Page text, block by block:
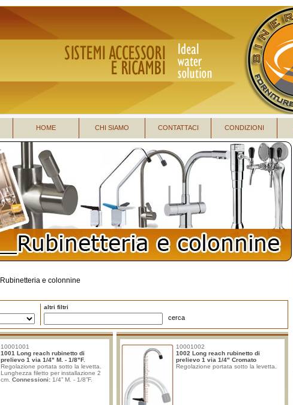
CONDIZIONI
CONTATTACI
CHI SIAMO
HOME
Rubinetteria e colonnine
altri filtri
cerca
10001001
1001 Long reach rubinetto di
prelievo 1 via 1/4" M. - 1/8"F.
Regolazione portata sotto la levetta.
Lunghezza filetto per installazione 2
cm. Connessioni: 1/4” M. - 1/8”F.
10001002
1002 Long reach rubinetto di
prelievo 1 via 1/4" Cromato
Regolazione portata sotto la levetta.